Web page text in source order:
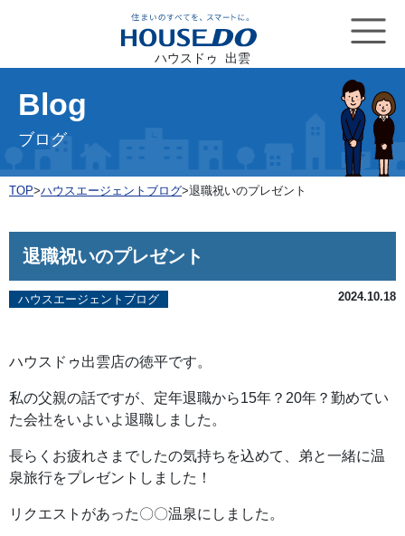
ハウスドゥ 出雲
Blog
ブログ
TOP>ハウスエージェントブログ>退職祝いのプレゼント
退職祝いのプレゼント
ハウスエージェントブログ 2024.10.18
ハウスドゥ出雲店の徳平です。
私の父親の話ですが、定年退職から15年？20年？勤めてい
た会社をいよいよ退職しました。
長らくお疲れさまでしたの気持ちを込めて、弟と一緒に温
泉旅行をプレゼントしました！
リクエストがあった〇〇温泉にしました。